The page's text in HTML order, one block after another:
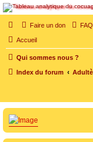
SOS cocu
SOS cocu est une association
Pouvoir parler, se confier,
Faire un don FAQ
Accueil
Qui sommes nous ?
Index du forum